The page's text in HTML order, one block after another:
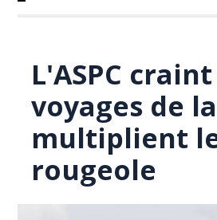
L'ASPC
voyages de
multiplient
rougeole